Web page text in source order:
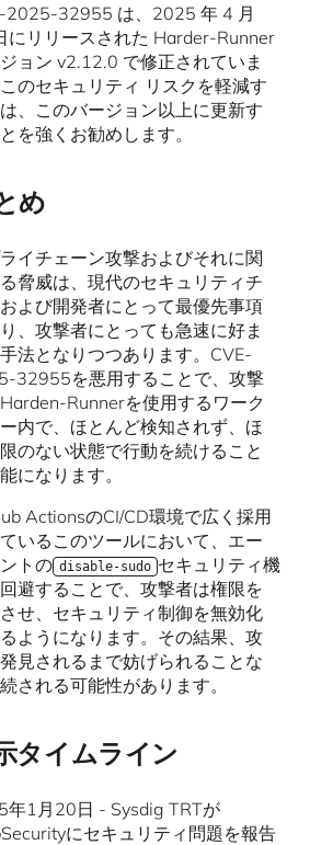
2025-32955 は、2025 年 4 月
にリリースされた Harder-Runner
ョン v2.12.0 で修正されていま
のセキュリティ リスクを軽減す
、このバージョン以上に更新す
を強くお勧めします。
め
イチェーン攻撃およびそれに関
脅威は、現代のセキュリティチ
よび開発者にとって最優先事項
、攻撃者にとっても急速に好ま
法となりつつあります。CVE-
32955を悪用することで、攻撃
Runnerを使用するワーク
内で、ほとんど検知されず、ほ
のない状態で行動を続けること
になります。
ActionsのCI/CD環境で広く採用
いるこのツールにおいて、エー
トの disable-sudo セキュリティ機
避することで、攻撃者は権限を
せ、セキュリティ制御を無効化
ようになります。その結果、攻
見されるまで妨げられることな
される可能性があります。
タイムライン
年1月20日 - Sysdig TRTが
にセキュリティ問題を報告